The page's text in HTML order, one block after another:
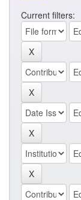
Current filters: